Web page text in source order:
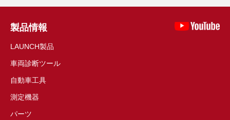
製品情報
LAUNCH製品
車両診断ツール
自動車工具
測定機器
パーツ